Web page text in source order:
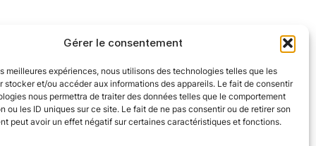
Gérer le consentement
meilleures expériences, nous utilisons des technologies telles que les
stocker et/ou accéder aux informations des appareils. Le fait de consentir
nous permettra de traiter des données telles que le comportement
ou les ID uniques sur ce site. Le fait de ne pas consentir ou de retirer son
peut avoir un effet négatif sur certaines caractéristiques et fonctions.